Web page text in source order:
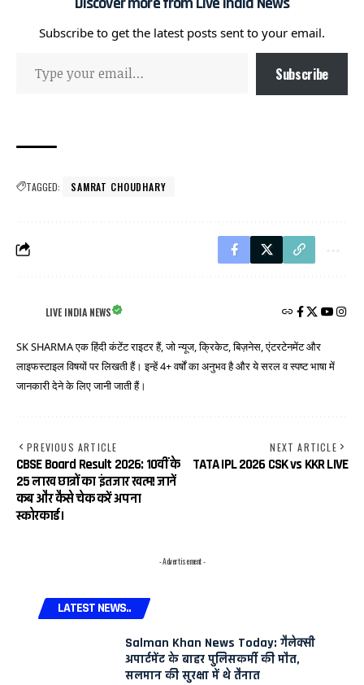
Subscribe to get the latest posts sent to your email.
Subscribe
TAGGED: SAMRAT CHOUDHARY
LIVE INDIA NEWS
SK SHARMA एक हिंदी कंटेंट राइटर हैं, जो न्यूज, क्रिकेट, बिज़नेस, एंटरटेनमेंट और
लाइफस्टाइल विषयों पर लिखती हैं। इन्हें 4+ वर्षों का अनुभव है और ये सरल व स्पष्ट भाषा में
जानकारी देने के लिए जानी जाती हैं।
PREVIOUS ARTICLE
CBSE Board Result 2026: 10वीं के
25 लाख छात्रों का इंतजार खत्म! जानें
कब और कैसे चेक करें अपना
स्कोरकार्ड।
NEXT ARTICLE
TATA IPL 2026 CSK vs KKR LIVE
- Advertisement -
LATEST NEWS..
Salman Khan News Today: गैलेक्सी
अपार्टमेंट के बाहर पुलिसकर्मी की मौत,
सलमान की सुरक्षा में थे तैनात